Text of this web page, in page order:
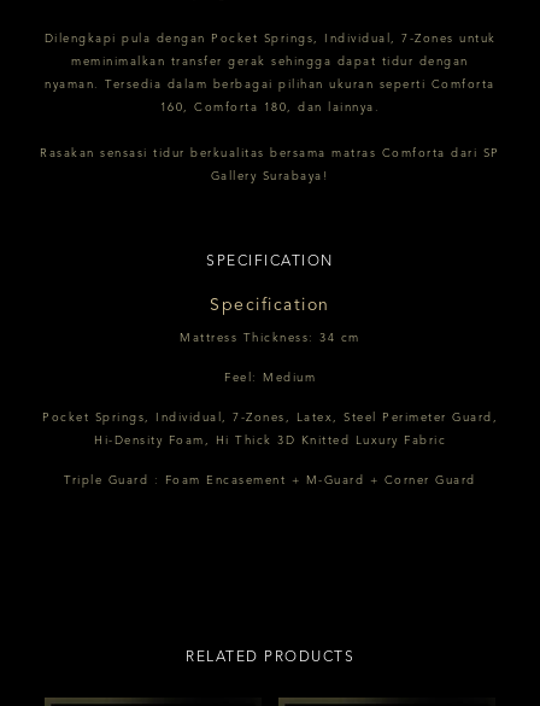
Dilengkapi pula dengan Pocket Springs, Individual, 7-Zones untuk
meminimalkan transfer gerak sehingga dapat tidur dengan
nyaman. Tersedia dalam berbagai pilihan ukuran seperti Comforta
160, Comforta 180, dan lainnya.
Rasakan sensasi tidur berkualitas bersama matras Comforta dari SP
Gallery Surabaya!
SPECIFICATION
Specification
Mattress Thickness: 34 cm
Feel: Medium
Pocket Springs, Individual, 7-Zones, Latex, Steel Perimeter Guard,
Hi-Density Foam, Hi Thick 3D Knitted Luxury Fabric
Triple Guard : Foam Encasement + M-Guard + Corner Guard
RELATED PRODUCTS